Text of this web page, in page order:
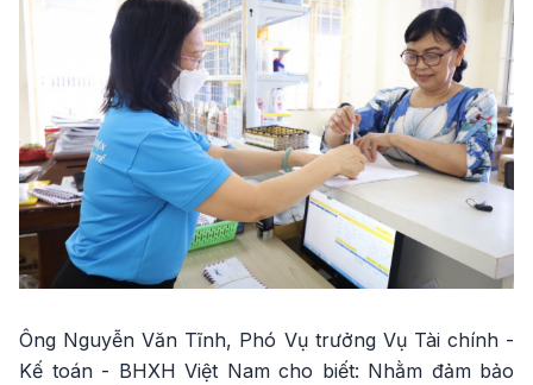
Ông Nguyễn Văn Tĩnh, Phó Vụ trưởng Vụ Tài chính -
Kế toán - BHXH Việt Nam cho biết: Nhằm đảm bảo